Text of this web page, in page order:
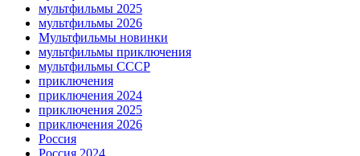
мультфильмы 2025
мультфильмы 2026
Мультфильмы новинки
мультфильмы приключения
мультфильмы СССР
приключения
приключения 2024
приключения 2025
приключения 2026
Россия